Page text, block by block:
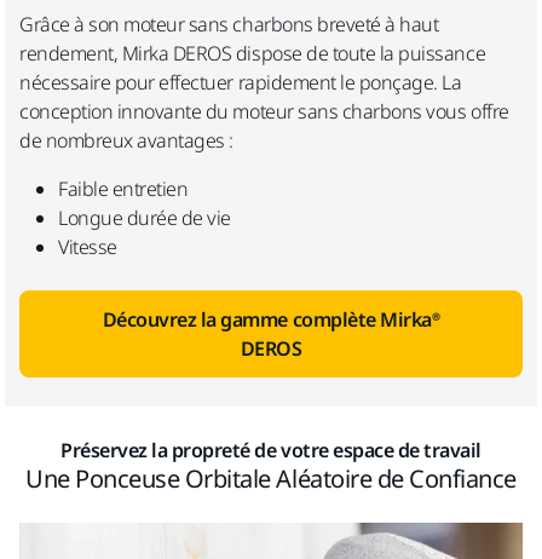
Grâce à son moteur sans charbons breveté à haut
rendement, Mirka DEROS dispose de toute la puissance
nécessaire pour effectuer rapidement le ponçage. La
conception innovante du moteur sans charbons vous offre
de nombreux avantages :
Faible entretien
Longue durée de vie
Vitesse
Découvrez la gamme complète Mirka®
DEROS
Préservez la propreté de votre espace de travail
Une Ponceuse Orbitale Aléatoire de Confiance